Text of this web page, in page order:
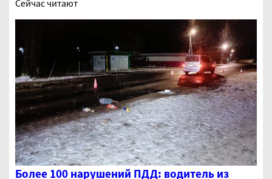
Сейчас читают
Более 100 нарушений ПДД: водитель из